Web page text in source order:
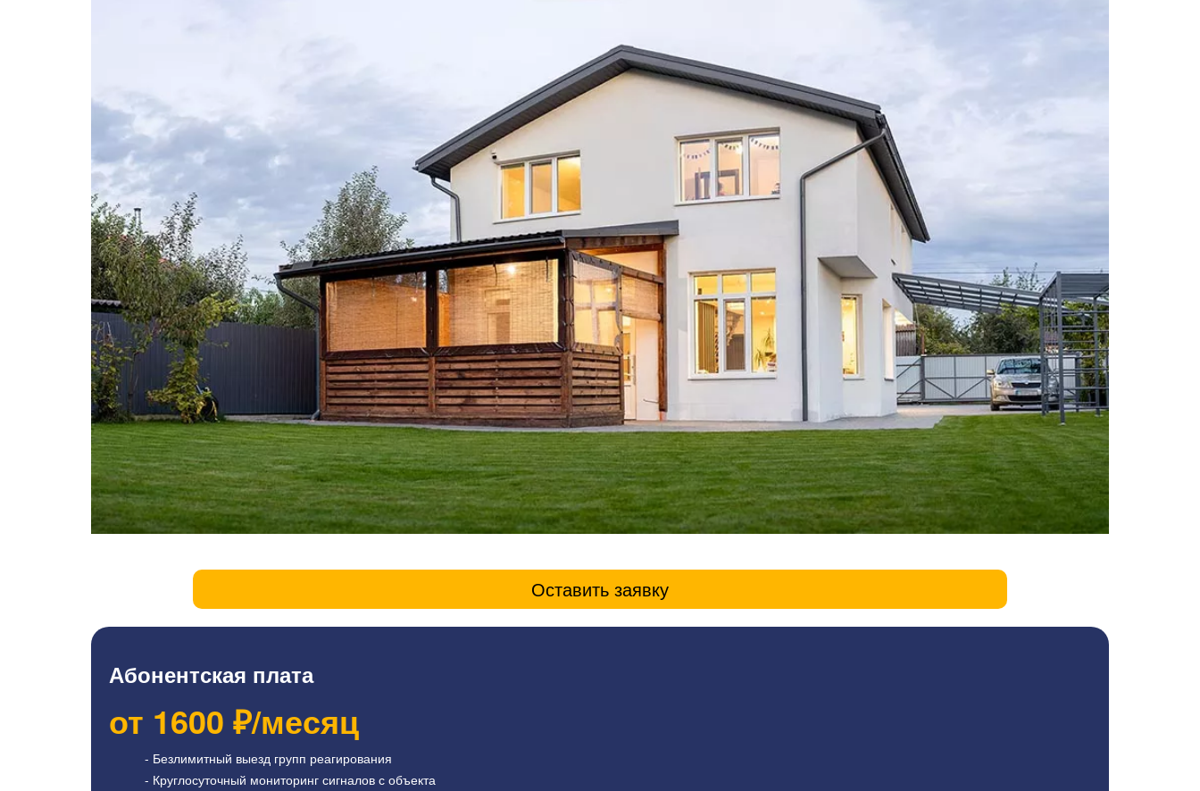
Оставить заявку
Абонентская плата
от 1600 ₽/месяц
- Безлимитный выезд групп реагирования
- Круглосуточный мониторинг сигналов с объекта